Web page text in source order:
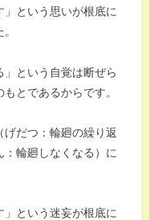
という思いが根底に
という自覚は断ぜら
とであるからです。
だつ：輪廻の繰り返
：輪廻しなくなる）に
という迷妄が根底に